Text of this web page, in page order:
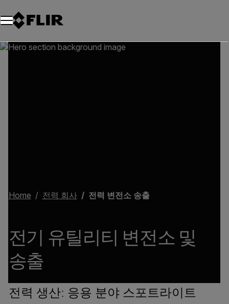
Home 전력 회사 전력 변전소 송출
전기 유틸리티 변전소 및
송출
전력 생산: 응용 분야 스포트라이트